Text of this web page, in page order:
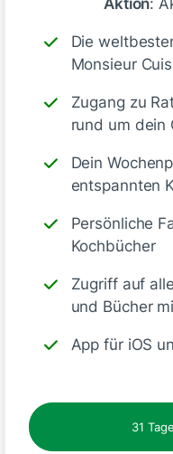
Die
Monsieur
Zugang zu
rund um dein
Dein
entspannten
Persönliche
Kochbücher
Zugriff auf
und Bücher
App für iOS
31
Max-Jakob
vor 5 Monaten